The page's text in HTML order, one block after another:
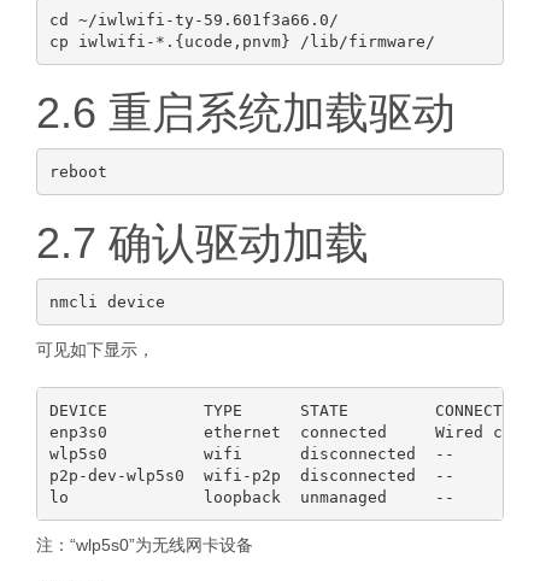
cd ~/iwlwifi-ty-59.601f3a66.0/
2.6 重启系统加载驱动
2.7 确认驱动加载
可见如下显示，
DEVICE          TYPE      STATE         CONNECTION
enp3s0          ethernet  connected     Wired
wlp5s0          wifi      disconnected  --
p2p-dev-wlp5s0  wifi-p2p  disconnected  --
注：“wlp5s0”为无线网卡设备